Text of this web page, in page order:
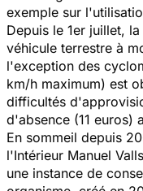
exemple sur
Depuis le 1er juillet,
véhicule terrestre à
l'exception des
km/h maximum) est
difficultés
d'absence (11 euros)
En sommeil depuis
l'Intérieur Manuel
une instance de